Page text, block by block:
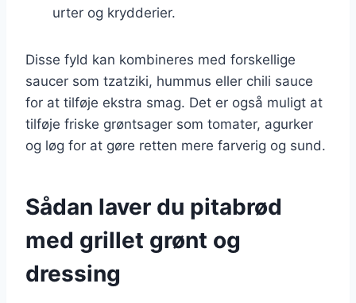
urter og krydderier.
Disse fyld kan kombineres med forskellige
saucer som tzatziki, hummus eller chili sauce
for at tilføje ekstra smag. Det er også muligt at
tilføje friske grøntsager som tomater, agurker
og løg for at gøre retten mere farverig og sund.
Sådan laver du pitabrød
med grillet grønt og
dressing